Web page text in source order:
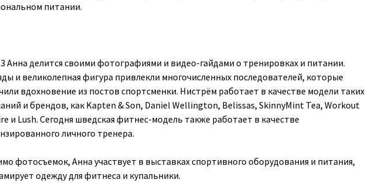
питании.
Анна делится своими фотографиями и видео-гайдами о тренировках и питании.
и великолепная фигура привлекли многочисленных последователей, которые
вдохновение из постов спортсменки. Нистрём работает в качестве модели таких
и брендов, как Kapten & Son, Daniel Wellington, Belissas, SkinnyMint Tea, Workout
и Lush. Сегодня шведская фитнес-модель также работает в качестве
личного тренера.
фотосъемок, Анна участвует в выставках спортивного оборудования и питания,
одежду для фитнеса и купальники.